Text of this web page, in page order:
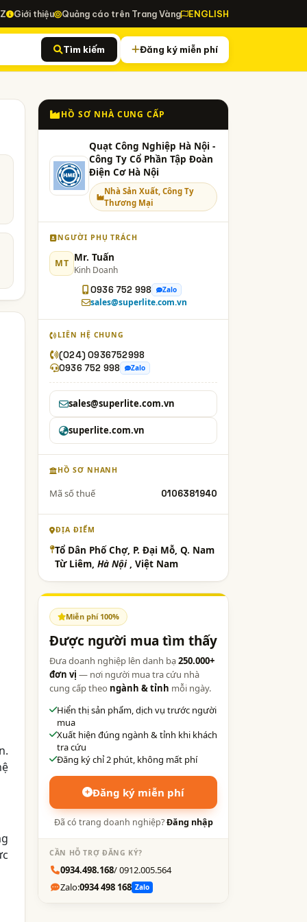
Giới thiệu Quảng cáo trên Trang Vàng ENGLISH
Tìm kiếm Đăng ký miễn phí
HỒ SƠ NHÀ CUNG CẤP
Quạt Công Nghiệp Hà Nội -
Công Ty Cổ Phần Tập Đoàn
Điện Cơ Hà Nội
Nhà Sản Xuất, Công Ty
Thương Mại
NGƯỜI PHỤ TRÁCH
MT Mr. Tuấn
Kinh Doanh
0936 752 998
Zalo
sales@superlite.com.vn
LIÊN HỆ CHUNG
(024) 0936752998
0936 752 998
Zalo
sales@superlite.com.vn
superlite.com.vn
HỒ SƠ NHANH
Mã số thuế 0106381940
ĐỊA ĐIỂM
Tổ Dân Phố Chợ, P. Đại Mỗ, Q. Nam
Từ Liêm, Hà Nội , Việt Nam
Miễn phí 100%
Được người mua tìm thấy
Đưa doanh nghiệp lên danh bạ250.000+
đơn vị — nơi người mua tra cứu nhà
cung cấp theo ngành & tỉnh mỗi ngày.
Hiển thị sản phẩm, dịch vụ trước người
mua
Xuất hiện đúng ngành & tỉnh khi khách
tra cứu
Đăng ký chỉ 2 phút, không mất phí
Đăng ký miễn phí
Đã có trang doanh nghiệp?Đăng nhập
CẦN HỖ TRỢ ĐĂNG KÝ?
0934.498.168/ 0912.005.564
Zalo:0934 498 168 Zalo